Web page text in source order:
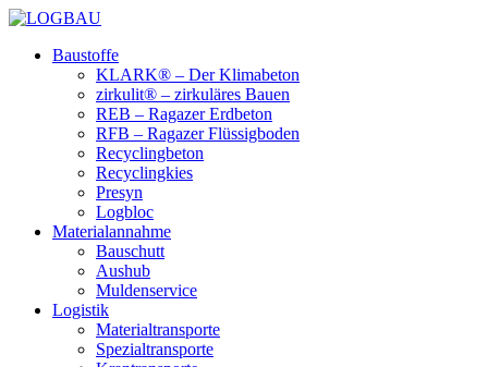
Baustoffe
KLARK® – Der Klimabeton
zirkulit® – zirkuläres Bauen
REB – Ragazer Erdbeton
RFB – Ragazer Flüssigboden
Recyclingbeton
Recyclingkies
Presyn
Logbloc
Materialannahme
Bauschutt
Aushub
Muldenservice
Logistik
Materialtransporte
Spezialtransporte